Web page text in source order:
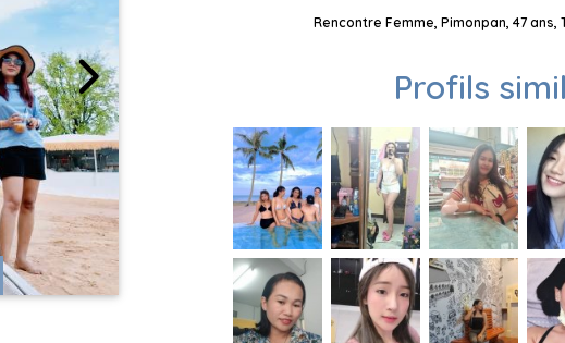
Rencontre Femme, Pimonpan, 47 ans,
Profils